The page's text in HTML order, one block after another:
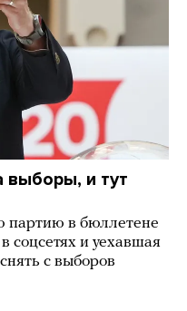
выборы, и тут
партию в бюллетене
и уехавшая
с выборов